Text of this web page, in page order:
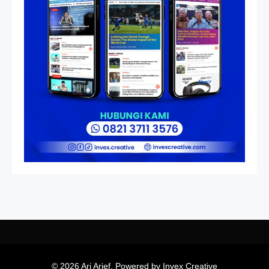
Non-Blok ke Go-Blok!
Artikel
Menelusuri Akar Sejarah Ulang
Tahun PPU, Pertentangan
Bulan Peringatan vs
Pengesahan UU 7/2002
© 2026 Ari Arief. Powered by Invex Creative